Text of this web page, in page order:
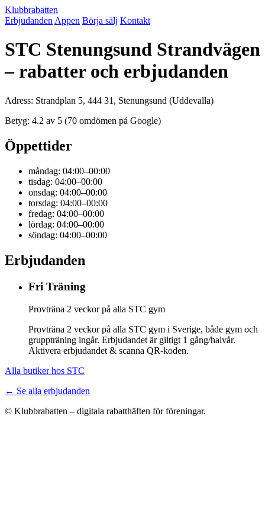
Klubbrabatten
Erbjudanden Appen Börja sälj Kontakt
STC Stenungsund Strandvägen
– rabatter och erbjudanden
Adress: Strandplan 5, 444 31, Stenungsund (Uddevalla)
Betyg: 4.2 av 5 (70 omdömen på Google)
Öppettider
måndag: 04:00–00:00
tisdag: 04:00–00:00
onsdag: 04:00–00:00
torsdag: 04:00–00:00
fredag: 04:00–00:00
lördag: 04:00–00:00
söndag: 04:00–00:00
Erbjudanden
Fri Träning
Provträna 2 veckor på alla STC gym
Provträna 2 veckor på alla STC gym i Sverige, både gym och
gruppträning ingår. Erbjudandet är giltigt 1 gång/halvår.
Aktivera erbjudandet & scanna QR-koden.
Alla butiker hos STC
← Se alla erbjudanden
© Klubbrabatten – digitala rabatthäften för föreningar.